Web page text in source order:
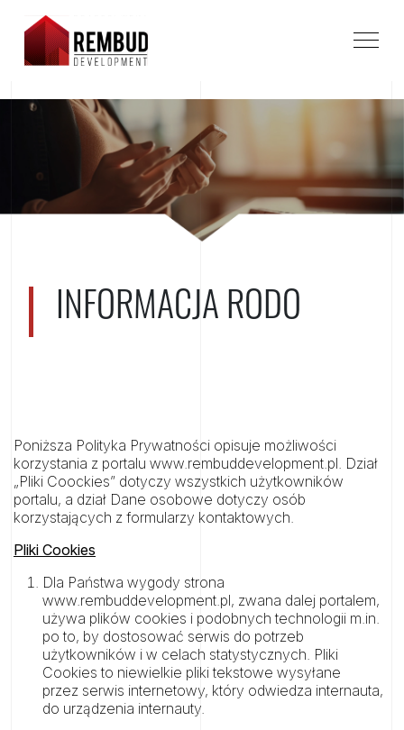
INFORMACJA RODO
Poniższa Polityka Prywatności opisuje możliwości
korzystania z portalu www.rembuddevelopment.pl. Dział
„Pliki Coockies” dotyczy wszystkich użytkowników
portalu, a dział Dane osobowe dotyczy osób
korzystających z formularzy kontaktowych.
Pliki Cookies
Dla Państwa wygody strona
www.rembuddevelopment.pl, zwana dalej portalem,
używa plików cookies i podobnych technologii m.in.
po to, by dostosować serwis do potrzeb
użytkowników i w celach statystycznych. Pliki
Cookies to niewielkie pliki tekstowe wysyłane
przez serwis internetowy, który odwiedza internauta,
do urządzenia internauty.